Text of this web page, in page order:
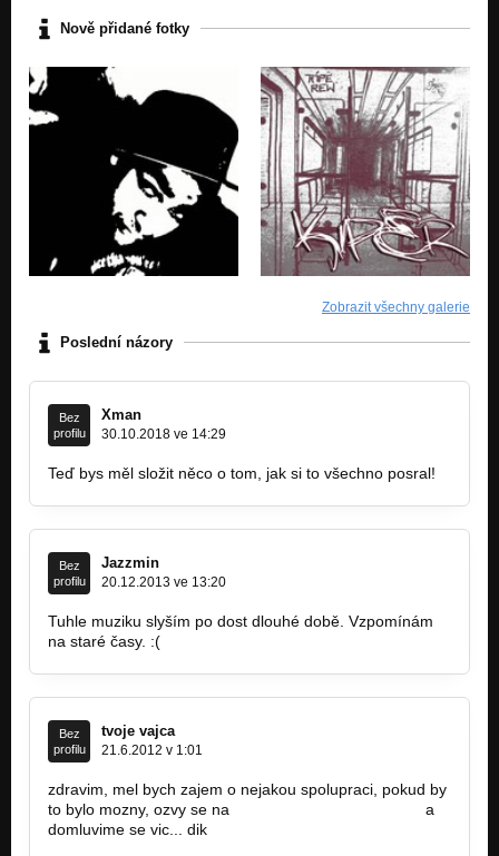
Nově přidané fotky
Zobrazit všechny galerie
Poslední názory
Bez
profilu
Xman
30.10.2018 ve 14:29
Teď bys měl složit něco o tom, jak si to všechno posral!
Bez
profilu
Jazzmin
20.12.2013 ve 13:20
Tuhle muziku slyším po dost dlouhé době. Vzpomínám
na staré časy. :(
Bez
profilu
tvoje vajca
21.6.2012 v 1:01
zdravim, mel bych zajem o nejakou spolupraci, pokud by
to bylo mozny, ozvy se na
a
domluvime se vic... dik